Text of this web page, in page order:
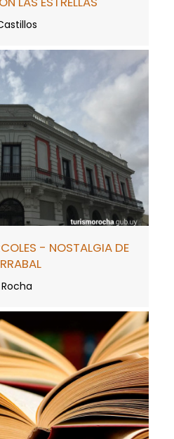
- NOSTALGIA DE
Rocha